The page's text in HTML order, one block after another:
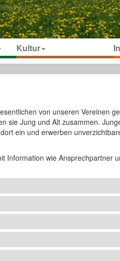
Kultur
von unseren Vereinen
sie Jung und Alt zusammen.
ein und erwerben
Information wie Ansprechpartner